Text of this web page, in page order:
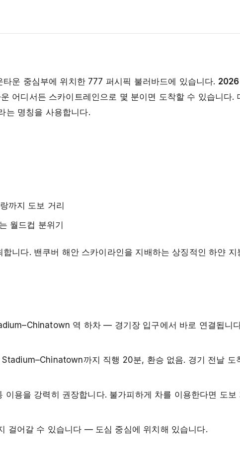
운 중심부에 위치한 777 퍼시픽 불러바드에 있습니다. 2026
어디서든 스카이트레인으로 몇 분이면 도착할 수 있습니다.
는 명칭을 사용합니다.
까지 도보 거리
월드컵 분위기
니다. 밴쿠버 해안 스카이라인을 지배하는 상징적인 하얀 지
역 하차 — 경기장 입구에서 바로 연결됩니
까지 직행 20분, 환승 없음. 경기 전날 도
용을 강력히 권장합니다. 불가피하게 차를 이용한다면 도보
걸어갈 수 있습니다 — 도심 중심에 위치해 있습니다.